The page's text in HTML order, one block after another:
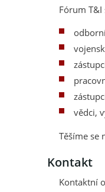
Fórum
vědci,
Těšíme se
Kontakt
Kontaktní